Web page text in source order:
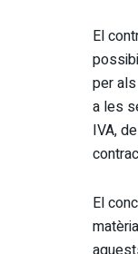
El
per
a les
IVA,
El